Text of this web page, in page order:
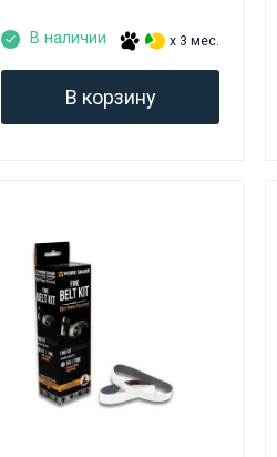
В наличии x 3 мес.
В корзину